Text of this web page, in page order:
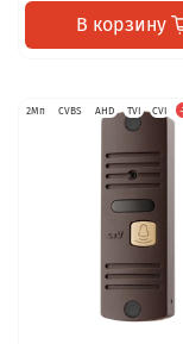
В корзину
2Мп CVBS AHD TVI CVI